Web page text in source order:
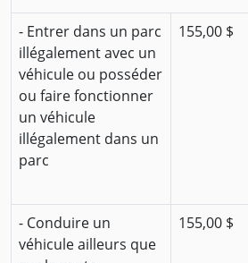
- Entrer dans un parc
illégalement avec un
véhicule ou posséder
ou faire fonctionner
un véhicule
illégalement dans un
parc
155,00 $
- Conduire un
véhicule ailleurs que
155,00 $